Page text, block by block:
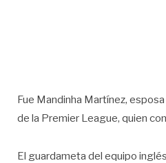
Fue Mandinha Martínez,
de la Premier League, quien
El guardameta del equipo